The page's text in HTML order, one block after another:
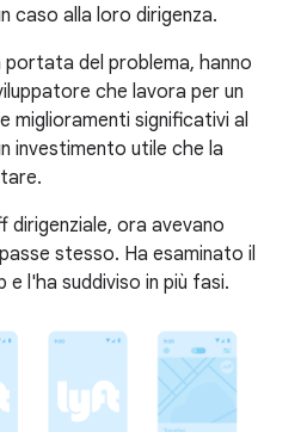
caso alla loro dirigenza.
del problema, hanno
che lavora per un
significativi al
investimento utile che la
ora avevano
stesso. Ha esaminato il
l'ha suddiviso in più fasi.